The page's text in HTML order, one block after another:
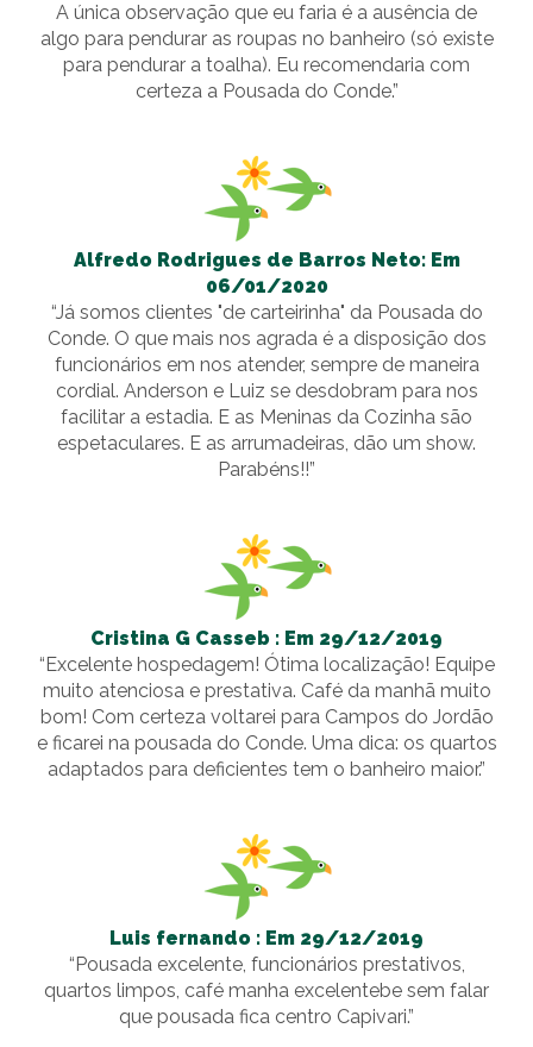
A única observação que eu faria é a ausência de
algo para pendurar as roupas no banheiro (só existe
para pendurar a toalha). Eu recomendaria com
certeza a Pousada do Conde.”
Alfredo Rodrigues de Barros Neto: Em
06/01/2020
“Já somos clientes "de carteirinha" da Pousada do
Conde. O que mais nos agrada é a disposição dos
funcionários em nos atender, sempre de maneira
cordial. Anderson e Luiz se desdobram para nos
facilitar a estadia. E as Meninas da Cozinha são
espetaculares. E as arrumadeiras, dão um show.
Parabéns!!”
Cristina G Casseb : Em 29/12/2019
“Excelente hospedagem! Ótima localização! Equipe
muito atenciosa e prestativa. Café da manhã muito
bom! Com certeza voltarei para Campos do Jordão
e ficarei na pousada do Conde. Uma dica: os quartos
adaptados para deficientes tem o banheiro maior.”
Luis fernando : Em 29/12/2019
“Pousada excelente, funcionários prestativos,
quartos limpos, café manha excelentebe sem falar
que pousada fica centro Capivari.”